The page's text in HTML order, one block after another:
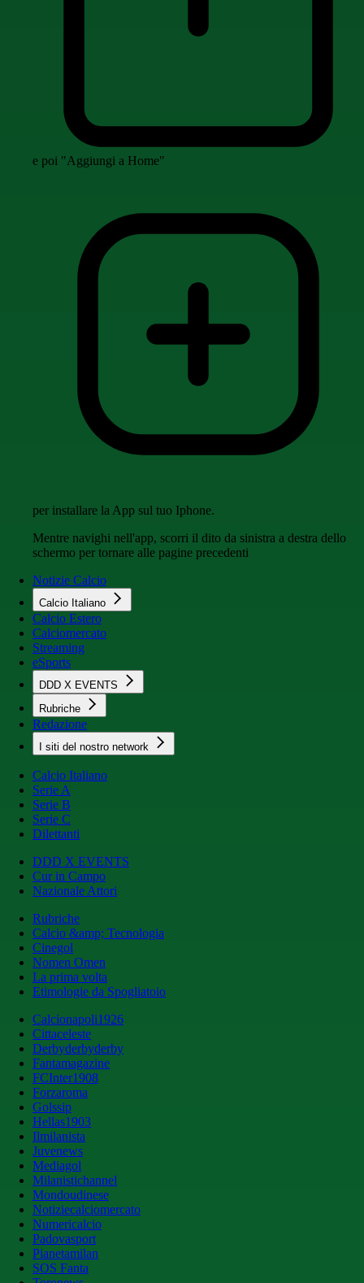
e poi "Aggiungi a Home"
per installare la App sul tuo Iphone.
Mentre navighi nell'app, scorri il dito da sinistra a destra dello
schermo per tornare alle pagine precedenti
Notizie Calcio
Calcio Italiano
Calcio Estero
Calciomercato
Streaming
eSports
DDD X EVENTS
Rubriche
Redazione
I siti del nostro network
Calcio Italiano
Serie A
Serie B
Serie C
Dilettanti
DDD X EVENTS
Cur in Campo
Nazionale Attori
Rubriche
Calcio &amp; Tecnologia
Cinegol
Nomen Omen
La prima volta
Etimologie da Spogliatoio
Calcionapoli1926
Cittaceleste
Derbyderbyderby
Fantamagazine
FCInter1908
Forzaroma
Golssip
Hellas1903
Ilmilanista
Juvenews
Mediagol
Milanistichannel
Mondoudinese
Notiziecalciomercato
Numericalcio
Padovasport
Pianetamilan
SOS Fanta